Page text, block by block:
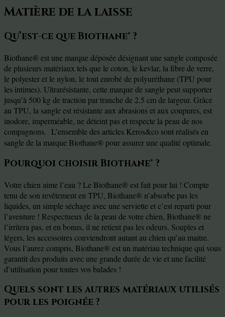
Matière de la laisse
Qu’est-ce que Biothane® ?
Biothane® est une marque déposée désignant une sangle composée
de plusieurs matériaux tels que le coton, le kevlar, la fibre de verre,
le polyester et le nylon, le tout enrobé de polyuréthane (TPU pour
les intimes). Ultrarésistante, cette marque de sangle peut supporter
jusqu’à 500 kg de traction par tranche de 2.5 cm de largeur. Grâce
au TPU, la sangle est résistante aux abrasions et aux coupures, est
inodore, imperméable, ne déteint pas et respecte la peau de nos
compagnons. L’ensemble des articles Keros&co sont réalisés en
sangle de la marque Biothane® pour assurer une qualité optimale.
Pourquoi choisir Biothane® ?
Votre chien aime l’eau ? Le Biothane® est fait pour lui ! Compte
tenu de son revêtement en TPU, Biothane® n’absorbe pas les
liquides, un simple séchage avec une serviette et c’est reparti pour
l’aventure ! Respectueux de la peau de votre chien, Biothane® ne
l’irritera pas, et en bonus, il ne retient pas les odeurs. Souples et
légers, les accessoires conviendront autant au chien qu’au maitre.
Vous l’aurez compris, Biothane® est un matériau technique qui vous
garantit des produits avec une grande durée de vie et une facilité
d’utilisation pour toutes vos balades !
Quels sont les autres matériaux utilisés
pour les poignée ?